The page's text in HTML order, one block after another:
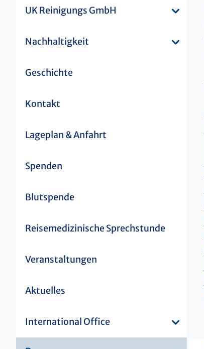
UK Reinigungs GmbH
Nachhaltigkeit
Geschichte
Kontakt
Lageplan & Anfahrt
Spenden
Blutspende
Reisemedizinische Sprechstunde
Veranstaltungen
Aktuelles
International Office